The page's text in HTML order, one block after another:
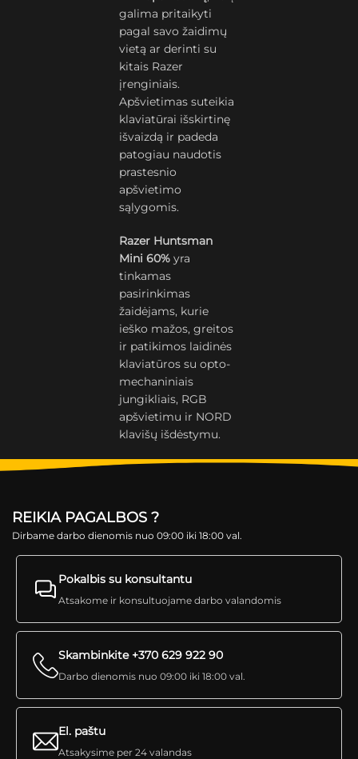
galima pritaikyti
pagal savo žaidimų
vietą ar derinti su
kitais Razer
įrenginiais.
Apšvietimas suteikia
klaviatūrai išskirtinę
išvaizdą ir padeda
patogiau naudotis
prastesnio
apšvietimo
sąlygomis.
Razer Huntsman
Mini 60% yra
tinkamas
pasirinkimas
žaidėjams, kurie
ieško mažos, greitos
ir patikimos laidinės
klaviatūros su opto-
mechaniniais
jungikliais, RGB
apšvietimu ir NORD
klavišų išdėstymu.
REIKIA PAGALBOS ?
Dirbame darbo dienomis nuo 09:00 iki 18:00 val.
Pokalbis su konsultantu
Atsakome ir konsultuojame darbo valandomis
Skambinkite +370 629 922 90
Darbo dienomis nuo 09:00 iki 18:00 val.
El. paštu
Atsakysime per 24 valandas